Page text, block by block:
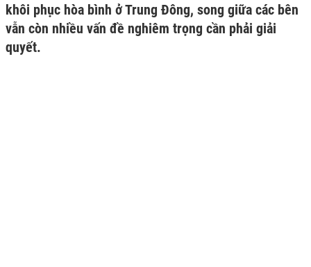
khôi phục hòa bình ở Trung Đông, song giữa các bên
vẫn còn nhiều vấn đề nghiêm trọng cần phải giải
quyết.